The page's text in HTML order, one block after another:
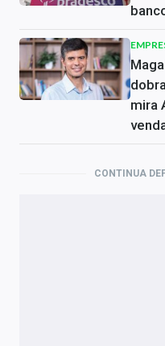
mira
CONTINUA